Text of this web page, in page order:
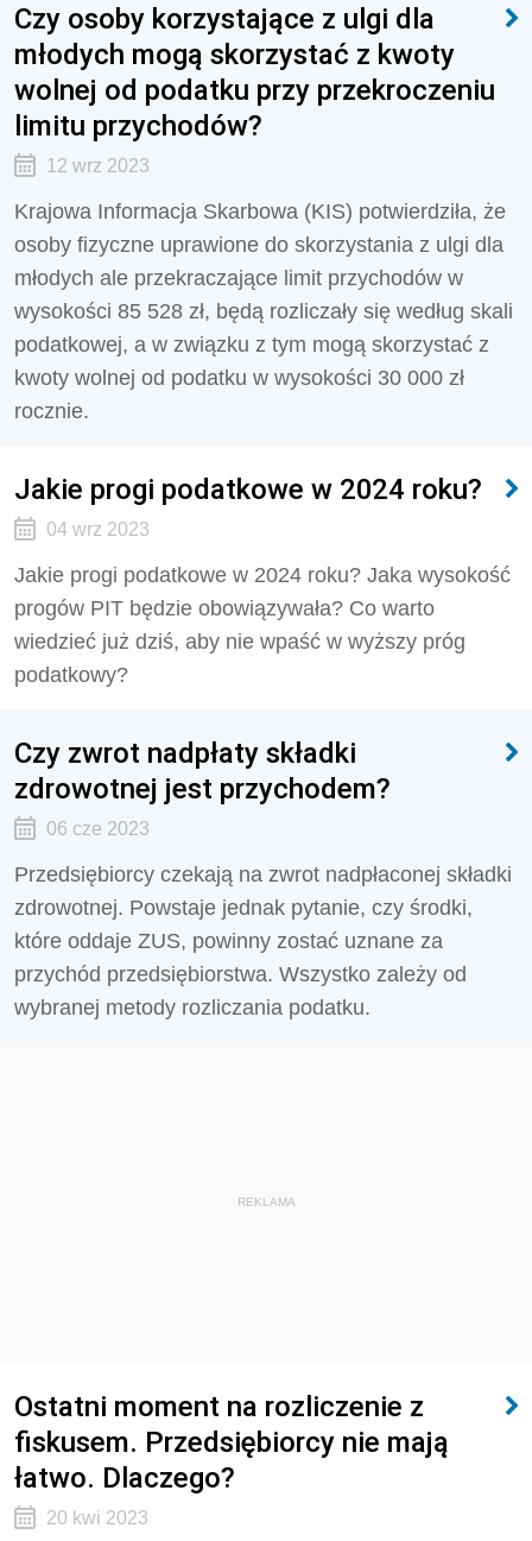
Czy osoby korzystające z ulgi dla
młodych mogą skorzystać z kwoty
wolnej od podatku przy przekroczeniu
limitu przychodów?
12 wrz 2023
Krajowa Informacja Skarbowa (KIS) potwierdziła, że
osoby fizyczne uprawione do skorzystania z ulgi dla
młodych ale przekraczające limit przychodów w
wysokości 85 528 zł, będą rozliczały się według skali
podatkowej, a w związku z tym mogą skorzystać z
kwoty wolnej od podatku w wysokości 30 000 zł
rocznie.
Jakie progi podatkowe w 2024 roku?
04 wrz 2023
Jakie progi podatkowe w 2024 roku? Jaka wysokość
progów PIT będzie obowiązywała? Co warto
wiedzieć już dziś, aby nie wpaść w wyższy próg
podatkowy?
Czy zwrot nadpłaty składki
zdrowotnej jest przychodem?
06 cze 2023
Przedsiębiorcy czekają na zwrot nadpłaconej składki
zdrowotnej. Powstaje jednak pytanie, czy środki,
które oddaje ZUS, powinny zostać uznane za
przychód przedsiębiorstwa. Wszystko zależy od
wybranej metody rozliczania podatku.
REKLAMA
Ostatni moment na rozliczenie z
fiskusem. Przedsiębiorcy nie mają
łatwo. Dlaczego?
20 kwi 2023